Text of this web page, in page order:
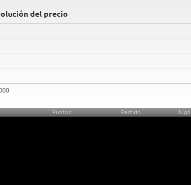
del precio
Puntos Partido Jugó